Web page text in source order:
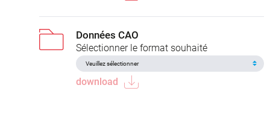
Données CAO
Sélectionner le format souhaité
download